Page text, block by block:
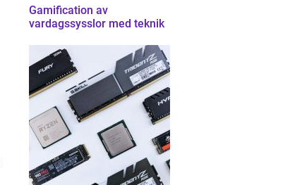
Gamification av
vardagssysslor med teknik